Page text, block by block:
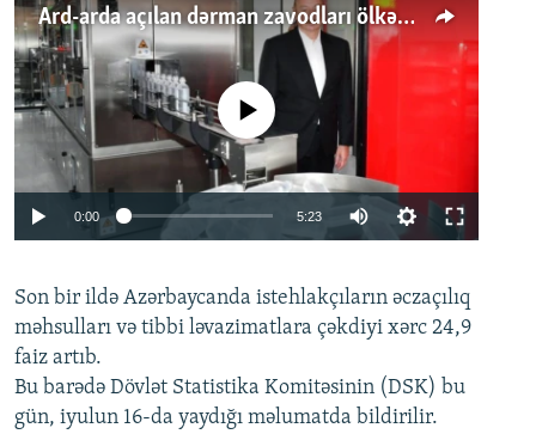
Ard-arda açılan dərman zavodları ölkənin tələbatını ödəyirmi?
Auto 240p 360p 480p
720p 1080p
No media source currently available
0:00 5:23
360p
480p
720p
1080p
Son bir ildə Azərbaycanda istehlakçıların əczaçılıq
məhsulları və tibbi ləvazimatlara çəkdiyi xərc 24,9
faiz artıb.
Bu barədə Dövlət Statistika Komitəsinin (DSK) bu
gün, iyulun 16-da yaydığı məlumatda bildirilir.